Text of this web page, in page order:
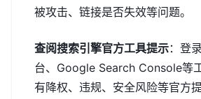
被攻击、链接是否失效等问题。
查阅搜索引擎官方工具提示：登
台、Google Search Console等
有降权、违规、安全风险等官方